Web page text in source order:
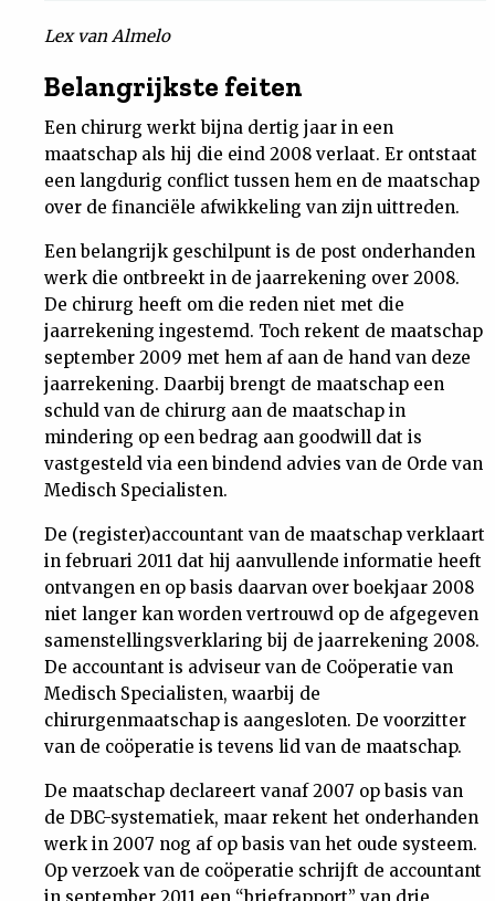
Dossiers
Nieuwsbrief
Contact
Lex van Almelo
Belangrijkste feiten
Een chirurg werkt bijna dertig jaar in een
maatschap als hij die eind 2008 verlaat. Er ontstaat
een langdurig conflict tussen hem en de maatschap
over de financiële afwikkeling van zijn uittreden.
Een belangrijk geschilpunt is de post onderhanden
werk die ontbreekt in de jaarrekening over 2008.
De chirurg heeft om die reden niet met die
jaarrekening ingestemd. Toch rekent de maatschap
september 2009 met hem af aan de hand van deze
jaarrekening. Daarbij brengt de maatschap een
schuld van de chirurg aan de maatschap in
mindering op een bedrag aan goodwill dat is
vastgesteld via een bindend advies van de Orde van
Medisch Specialisten.
De (register)accountant van de maatschap verklaart
in februari 2011 dat hij aanvullende informatie heeft
ontvangen en op basis daarvan over boekjaar 2008
niet langer kan worden vertrouwd op de afgegeven
samenstellingsverklaring bij de jaarrekening 2008.
De accountant is adviseur van de Coöperatie van
Medisch Specialisten, waarbij de
chirurgenmaatschap is aangesloten. De voorzitter
van de coöperatie is tevens lid van de maatschap.
De maatschap declareert vanaf 2007 op basis van
de DBC-systematiek, maar rekent het onderhanden
werk in 2007 nog af op basis van het oude systeem.
Op verzoek van de coöperatie schrijft de accountant